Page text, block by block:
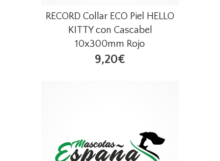
RECORD Collar ECO Piel HELLO
KITTY con Cascabel
10x300mm Rojo
9,20€